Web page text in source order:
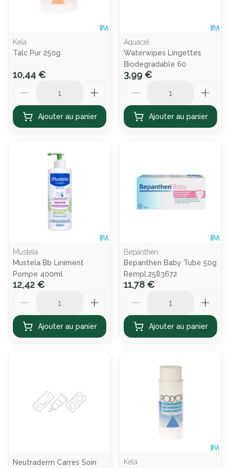
Kela
Talc Pur 250g
10,44 €
Ajouter au panier
Aquacel
Waterwipes Lingettes
Biodegradable 60
3,99 €
Ajouter au panier
Mustela
Mustela Bb Liniment
Pompe 400ml
12,42 €
Ajouter au panier
Bepanthen
Bepanthen Baby Tube 50g
Rempl.2583672
11,78 €
Ajouter au panier
Neutraderm Carres Soin
Kela